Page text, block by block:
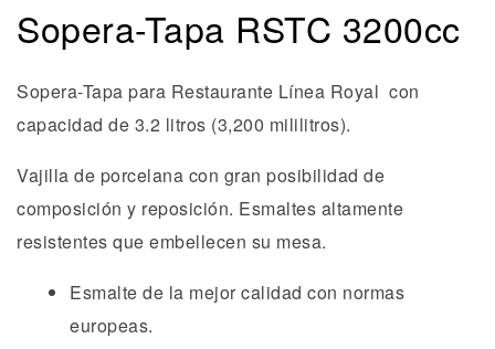
Sopera-Tapa RSTC 3200cc
Sopera-Tapa para Restaurante Línea Royal con
capacidad de 3.2 litros (3,200 mililitros).
Vajilla de porcelana con gran posibilidad de
composición y reposición. Esmaltes altamente
resistentes que embellecen su mesa.
Esmalte de la mejor calidad con normas
europeas.